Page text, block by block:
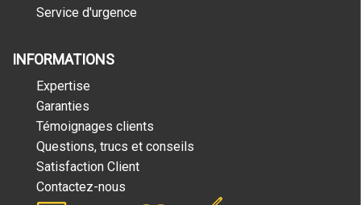
Service d'urgence
INFORMATIONS
Expertise
Garanties
Témoignages clients
Questions, trucs et conseils
Satisfaction Client
Contactez-nous